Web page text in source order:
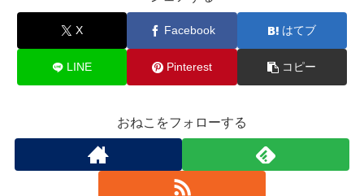
X Facebook はてブ
LINE Pinterest コピー
おねこをフォローする